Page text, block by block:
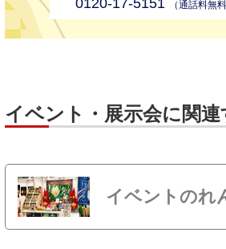
0120-17-5151 （通話料無
イベント・展示会に関
イベントのれ